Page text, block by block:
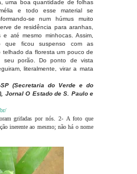
uma boa quantidade de folhas
e todo esse material se
se num húmus muito
de residência para aranhas,
até mesmo minhocas. Assim,
ficou suspenso com as
telhado da floresta um pouco de
porão. Do ponto de vista
literalmente, virar a mata
(Secretaria do Verde e do
Jornal O Estado de S. Paulo e
grifadas por nós. 2- A foto que
inerente ao mesmo; não há o nome